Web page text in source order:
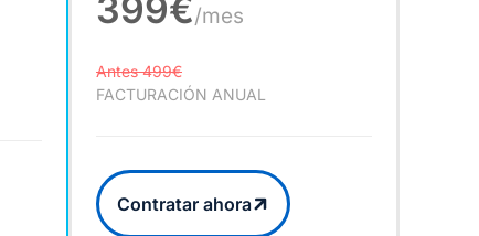
399€/mes
Antes 499€
FACTURACIÓN ANUAL
Contratar ahora